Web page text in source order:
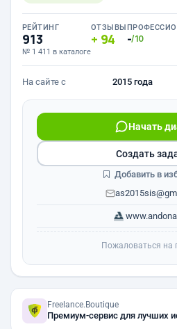
РЕЙТИНГ
913
№ 1 411 в каталоге
ОТЗЫВЫ
94 -/10
На сайте с 2015 года
Начать
Создать
Добавить в
Пожаловаться на
Freelance.Boutique
Премиум-сервис для лучших